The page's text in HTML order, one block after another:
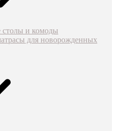
столы и комоды
для новорожденных